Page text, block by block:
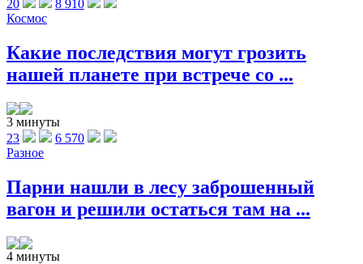
20
8 910
Космос
Какие последствия могут грозить
нашей планете при встрече со ...
3 минуты
23
6 570
Разное
Парни нашли в лесу заброшенный
вагон и решили остаться там на ...
4 минуты